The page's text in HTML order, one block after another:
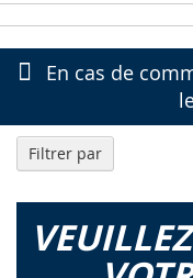
En cas de
Filtrer par